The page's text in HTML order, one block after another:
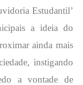
Estudantil’
a ideia do
ainda mais
instigando
a vontade de